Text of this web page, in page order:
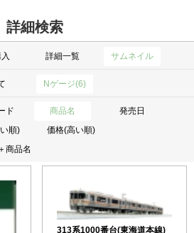
詳細検索
詳細一覧 サムネイル
Nゲージ(6)
ド 商品名
発売日
順)
価格(高い順)
商品名
313系1000番台(東海道本線)